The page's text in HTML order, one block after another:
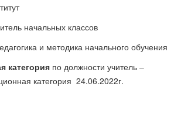
начальных классов
и методика начального обучения
категория по должности учитель –
категория 24.06.2022г.